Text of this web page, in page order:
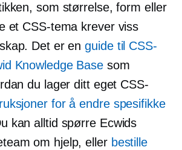
som størrelse, form eller
et CSS-tema krever viss
Det er enguide til CSS-
Knowledge Base som
du lager ditt eget CSS-
for å endre spesifikke
kan alltid spørre Ecwids
om hjelp, eller bestille